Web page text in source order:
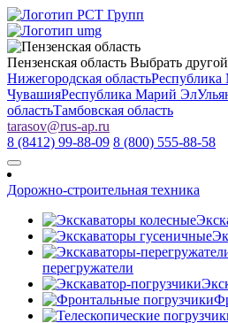
Пензенская область Выбрать
Нижегородская область
ЧувашияРеспублика Марий Эл
областьТамбовская область
tarasov@rus-ap.ru
8 (8412) 99-88-09 8 (800) 555-88-58
Дорожно-строительная техника
перегружатели